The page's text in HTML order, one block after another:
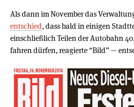
Als dann im November das
entschied, dass bald in einigen
einschließlich Teilen der Autobahn
fahren dürfen, reagierte “Bild” —